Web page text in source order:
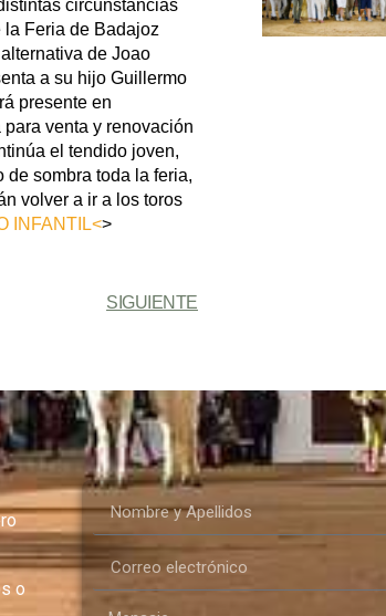
circunstancias
la Feria de Badajoz
de Joao
a su hijo Guillermo
presente en
venta y renovación
el tendido joven,
de sombra toda la feria,
volver a ir a los toros
INFANTIL<>
SIGUIENTE
o